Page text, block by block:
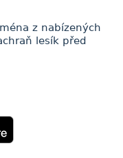
z nabízených
lesík před